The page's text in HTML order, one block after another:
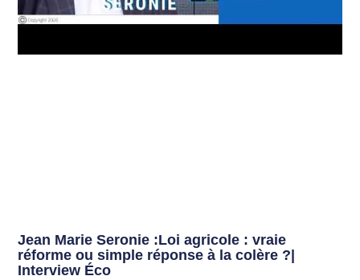
Jean Marie Seronie :Loi agricole : vraie
réforme ou simple réponse à la colère ?|
Interview Éco